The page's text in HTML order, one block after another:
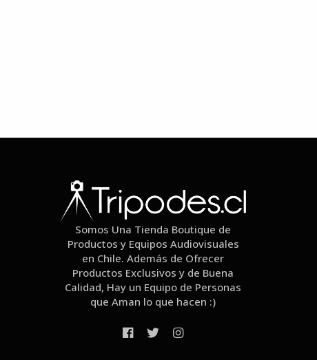
Somos Una Tienda Boutique de
Productos y Equipos Audiovisuales
en Chile. Además de Ofrecer
Productos Exclusivos y de Buena
Calidad, Hay un Equipo de Personas
que Aman lo que hacen :)